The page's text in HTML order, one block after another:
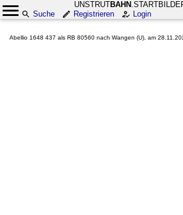
UNSTRUTBAHN
Suche
Registrieren Login
Abellio 1648 437 als RB 80560 nach Wangen (U), am